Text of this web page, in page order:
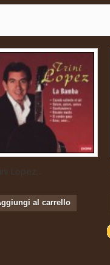
Lopez...
al carrello